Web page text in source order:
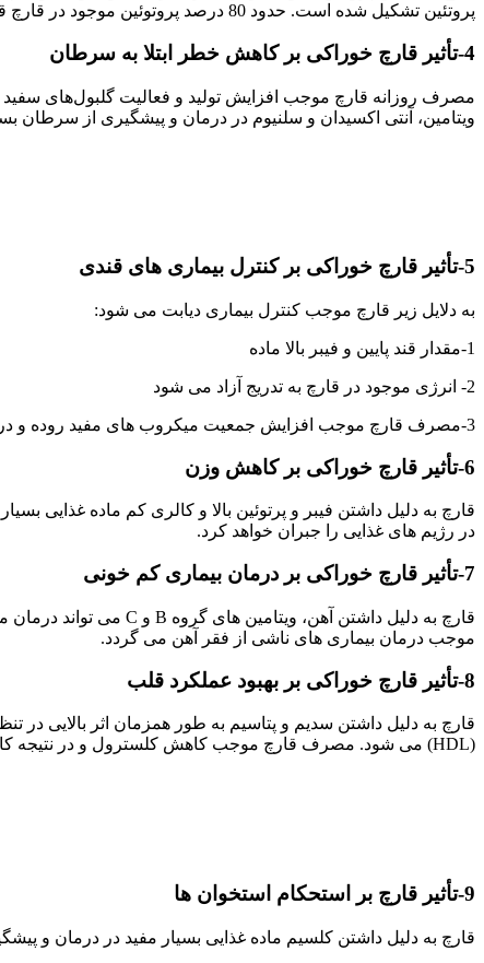
پروتئین تشکیل شده است. حدود 80 درصد پروتوئین موجود در قارچ قابل هضم برای انسان می باشد. بنابراین مصرف این محصول گیاهی می تواند نیاز بدن به بیشتر اسید آمینه های مورد نیاز را برطرف سازد.
4- تأثیر قارچ خوراکی بر کاهش خطر ابتلا به سرطان
مصرف روزانه قارچ موجب افزایش تولید و فعالیت گلبول‌های
ویتامین، آنتی اکسیدان و سلنیوم در درمان و پیشگیری از سرطان
5-تأثیر قارچ خوراکی بر کنترل بیماری های قندی
به دلایل زیر قارچ موجب کنترل بیماری دیابت می شود:
1-مقدار قند پایین و فیبر بالا ماده
2- انرژی موجود در قارچ به تدریج آزاد می شود
3-مصرف قارچ موجب افزایش جمعیت میکروب های مفید روده و در نتیجه کنترل تولید گلوکز می شود.
6-تأثیر قارچ خوراکی بر کاهش وزن
قارچ به دلیل داشتن فیبر و پرتوئین بالا و کالری کم ماده غذایی
در رژیم های غذایی را جبران خواهد کرد.
7- تأثیر قارچ خوراکی بر درمان بیماری کم خونی
موجب درمان بیماری های ناشی از فقر آهن می گردد.
8-تأثیر قارچ خوراکی بر بهبود عملکرد قلب
(HDL) می شود. مصرف قارچ موجب کاهش کلسترول و در نتیجه کاهش ابتلا به بیماری های قلبی می شود.
9-تأثیر قارچ بر استحکام استخوان ها
قارچ به دلیل داشتن کلسیم ماده غذایی بسیار مفید در درمان و